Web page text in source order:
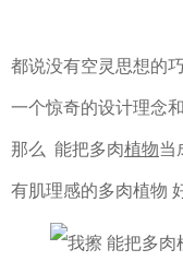
都说没有空灵思想的
一个惊奇的设计理念和
那么 能把多肉植物当
有肌理感的多肉植物